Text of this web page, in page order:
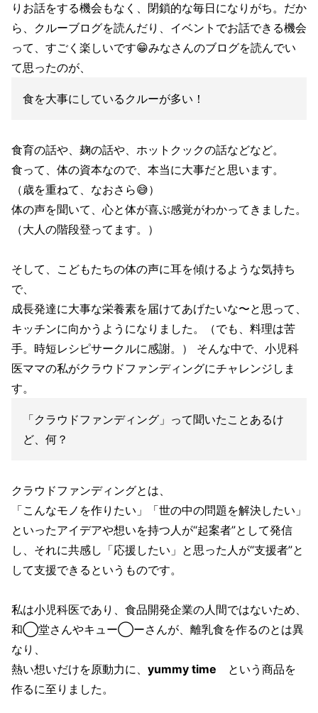
りお話をする機会もなく、閉鎖的な毎日になりがち。だか
ら、クルーブログを読んだり、イベントでお話できる機会
って、すごく楽しいです😁みなさんのブログを読んでい
て思ったのが、
食を大事にしているクルーが多い！
食育の話や、麹の話や、ホットクックの話などなど。
食って、体の資本なので、本当に大事だと思います。
（歳を重ねて、なおさら😅）
体の声を聞いて、心と体が喜ぶ感覚がわかってきました。
（大人の階段登ってます。）
そして、こどもたちの体の声に耳を傾けるような気持ち
で、
成長発達に大事な栄養素を届けてあげたいな〜と思って、
キッチンに向かうようになりました。（でも、料理は苦
手。時短レシピサークルに感謝。） そんな中で、小児科
医ママの私がクラウドファンディングにチャレンジしま
す。
「クラウドファンディング」って聞いたことあるけ
ど、何？
クラウドファンディングとは、
「こんなモノを作りたい」「世の中の問題を解決したい」
といったアイデアや想いを持つ人が“起案者”として発信
し、それに共感し「応援したい」と思った人が“支援者”と
して支援できるというものです。
私は小児科医であり、食品開発企業の人間ではないため、
和◯堂さんやキュー◯ーさんが、離乳食を作るのとは異
なり、
熱い想いだけを原動力に、 yummy time という商品を
作るに至りました。